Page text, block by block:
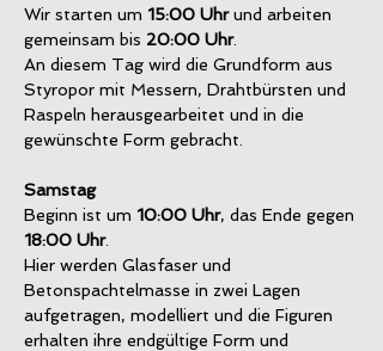
Wir starten um 15:00 Uhr und arbeiten
gemeinsam bis 20:00 Uhr.
An diesem Tag wird die Grundform aus
Styropor mit Messern, Drahtbürsten und
Raspeln herausgearbeitet und in die
gewünschte Form gebracht.
Samstag
Beginn ist um 10:00 Uhr, das Ende gegen
18:00 Uhr.
Hier werden Glasfaser und
Betonspachtelmasse in zwei Lagen
aufgetragen, modelliert und die Figuren
erhalten ihre endgültige Form und